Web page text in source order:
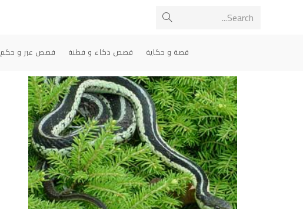
Search...
قصة و حكاية قصص ذكاء و فطنة قصص عبر و حكم